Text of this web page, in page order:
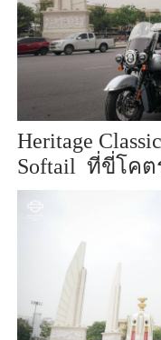
Heritage
Softail ที่ขี่โคต